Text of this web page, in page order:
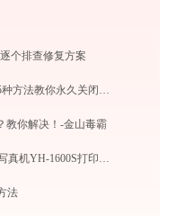
个排查修复方案
Win10如何彻底永久关闭自动更新 5种方法教你永久关闭win10自动更新
教你解决！-金山毒霸
一文带你了解如何下载及安装瀛和写真机YH-1600S打印机驱动
法